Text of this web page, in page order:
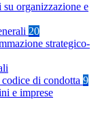
organizzazione e
20
strategico-
di condotta 9
e imprese